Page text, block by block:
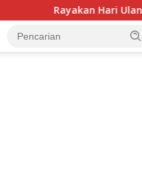
9, Komunitas BEPers